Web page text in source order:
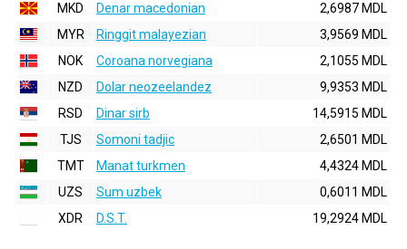
MKD
Denar macedonian
2,6987 MDL
MYR
Ringgit malayezian
3,9569 MDL
NOK
Coroana norvegiana
2,1055 MDL
NZD
Dolar neozeelandez
9,9353 MDL
RSD
Dinar sirb
14,5915 MDL
TJS
Somoni tadjic
2,6501 MDL
TMT
Manat turkmen
4,4324 MDL
UZS
Sum uzbek
0,6011 MDL
XDR
D.S.T. 19,2924 MDL